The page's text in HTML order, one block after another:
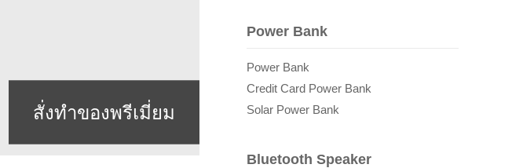
Power Bank
Power Bank
Credit Card Power Bank
Solar Power Bank
Bluetooth Speaker
สั่งทำของพรีเมี่ยม